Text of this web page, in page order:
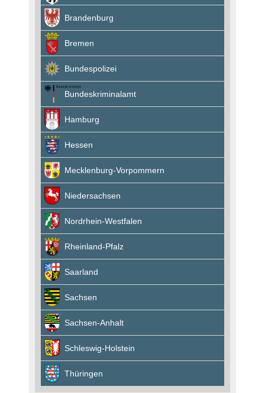
Brandenburg
Bremen
Bundespolizei
Bundeskriminalamt
Hamburg
Hessen
Mecklenburg-Vorpommern
Niedersachsen
Nordrhein-Westfalen
Rheinland-Pfalz
Saarland
Sachsen
Sachsen-Anhalt
Schleswig-Holstein
Thüringen